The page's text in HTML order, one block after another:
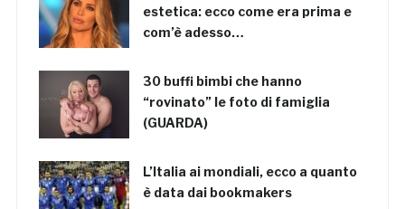
estetica: ecco come era prima e
com’è adesso…
30 buffi bimbi che hanno
“rovinato” le foto di famiglia
(GUARDA)
L’Italia ai mondiali, ecco a quanto
è data dai bookmakers